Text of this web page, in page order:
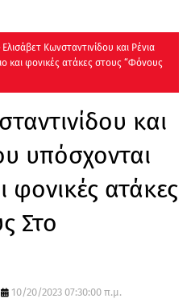
Ελισάβετ Κωνσταντινίδου και Ρένια
και φονικές ατάκες στους “Φόνους
και
υπόσχονται
φονικές ατάκες
Στο
10/20/2023 07:30:00 π.μ.